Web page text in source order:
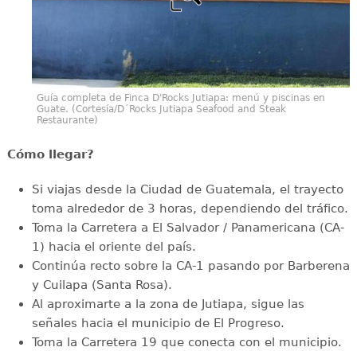
Guía completa de Finca D'Rocks Jutiapa: menú y piscinas en
Guate. (Cortesía/D´Rocks Jutiapa Seafood and Steak
Restaurante)
Cómo llegar?
Si viajas desde la Ciudad de Guatemala, el trayecto
toma alrededor de 3 horas, dependiendo del tráfico.
Toma la Carretera a El Salvador / Panamericana (CA-
1) hacia el oriente del país.
Continúa recto sobre la CA-1 pasando por Barberena
y Cuilapa (Santa Rosa).
Al aproximarte a la zona de Jutiapa, sigue las
señales hacia el municipio de El Progreso.
Toma la Carretera 19 que conecta con el municipio.